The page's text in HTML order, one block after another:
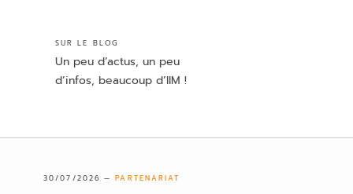
SUR LE BLOG
Un peu d’actus, un peu
d’infos, beaucoup d’IIM !
30/07/2026 —PARTENARIAT